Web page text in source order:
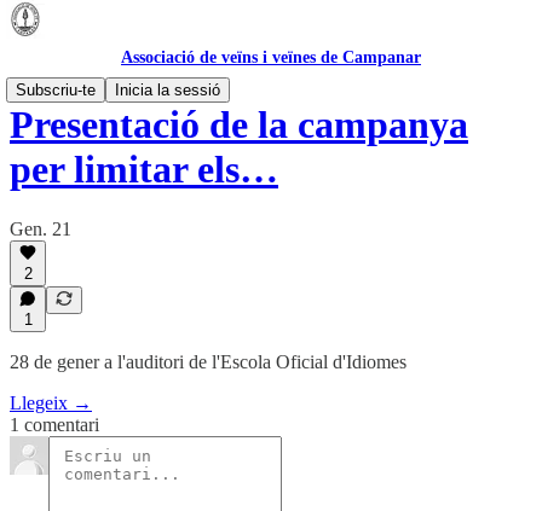
Associació de veïns i veïnes de Campanar
Subscriu-te
Inicia la sessió
Presentació de la campanya
per limitar els…
Gen. 21
2
1
28 de gener a l'auditori de l'Escola Oficial d'Idiomes
Llegeix →
1 comentari